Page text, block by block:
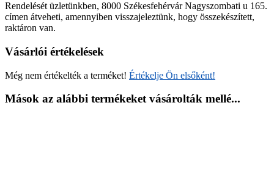
Rendelését üzletünkben, 8000 Székesfehérvár Nagyszombati u 165.
címen átveheti, amennyiben visszajeleztünk, hogy összekészített,
raktáron van.
Vásárlói értékelések
Még nem értékelték a terméket! Értékelje Ön elsőként!
Mások az alábbi termékeket vásárolták mellé...